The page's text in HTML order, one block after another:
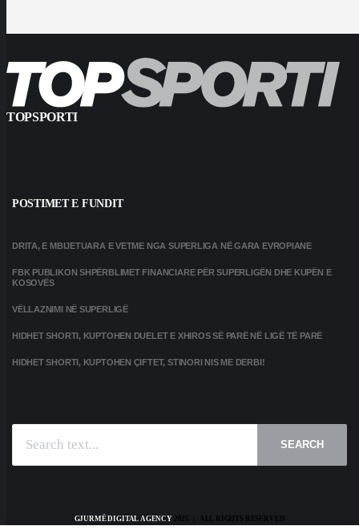
TOPSPORTI
POSTIMET E FUNDIT
DRITA, E MBIJETUARA E VETME NGA SUPERLIGA NË GARA EVROPIANE
FBK PUBLIKON SHPËRBLIMET FINANCIARE PËR SUPERLIGËN DHE KUPËN E
KOSOVËS
VËLLAZNIMI NË SUPERLIGË
HIDHET SHORTI, KUPTOHEN DUELET E XHIROS SË PARË NË LIGË TË PARË
HIDHET SHORTI, KUPTOHEN ÇIFTET, STINORI NIS ME DERBI!
SEARCH
GJURMË DIGITAL AGENCY2025 | ALL RIGHTS RESERVED